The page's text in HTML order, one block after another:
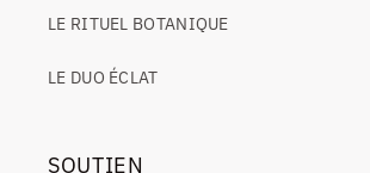
LE RITUEL BOTANIQUE
LE DUO ÉCLAT
SOUTIEN